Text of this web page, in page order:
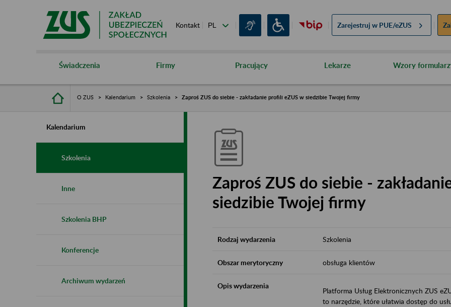
Kontakt Zarejestruj w PUE/eZUS
Świadczenia Firmy Pracujący Lekarze Wzory
O ZUS Kalendarium Szkolenia Zaproś ZUS do siebie - zakładanie profili eZUS w siedzibie Twojej firmy
Kalendarium
Szkolenia
Inne
Szkolenia BHP
Konferencje
Archiwum wydarzeń
Zaproś ZUS do siebie -
siedzibie Twojej firmy
Rodzaj wydarzenia Szkolenia
Obszar merytoryczny obsługa klientów
Opis wydarzenia
Platforma Usług Elektronicznych ZUS
to narzędzie, które ułatwia dostęp do